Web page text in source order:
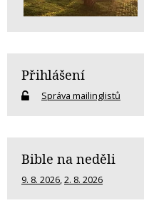
Přihlášení
Správa mailinglistů
Bible na neděli
9. 8. 2026,2. 8. 2026